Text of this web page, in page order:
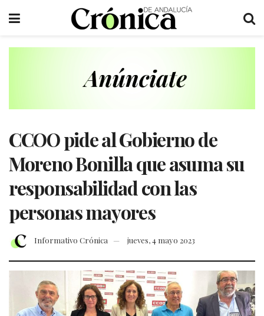
CCOO pide al Gobierno de
Moreno Bonilla que asuma su
responsabilidad con las
personas mayores
Informativo Crónica jueves, 4 mayo 2023